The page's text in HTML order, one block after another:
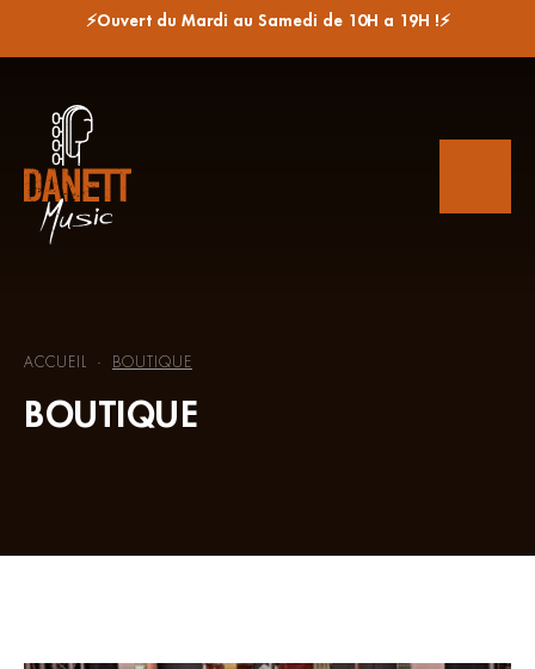
⚡Ouvert du Mardi au Samedi de 10H a 19H !⚡
BOUTIQUE
ACCUEIL - BOUTIQUE